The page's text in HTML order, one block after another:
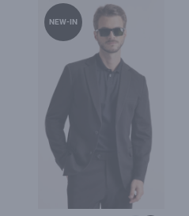
NEW-IN